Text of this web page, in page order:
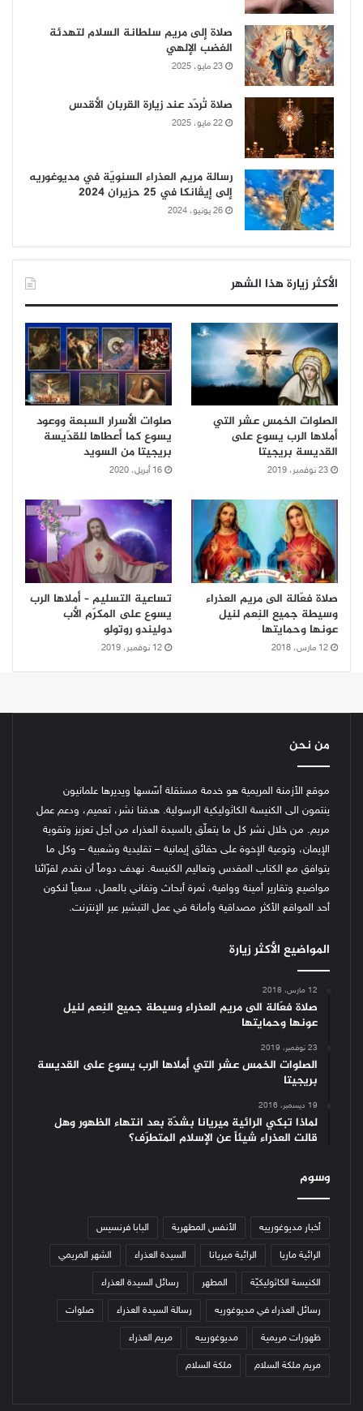
صلاة إلى مريم سلطانة السلام لتهدئة
الغضب الإلهي
23 مايو، 2025
صلاة تُردّد عند زيارة القربان الأقدس
22 مايو، 2025
رسالة مريم العذراء السنويّة في مديوغوريه
إلى إيڤانكا في 25 حزيران 2024
26 يونيو، 2024
الأكثر زيارة هذا الشهر
الصلوات الخمس عشر التي
أملاها الرب يسوع على
القديسة بريجيتا
23 نوفمبر، 2019
صلوات الأسرار السبعة ووعود
يسوع كما أعطاها للقدّيسة
بريجيتا من السويد
16 أبريل، 2020
صلاة فعّالة الى مريم العذراء
وسيطة جميع النِعم لنيل
عونها وحمايتها
12 مارس، 2018
تساعية التسليم – أملاها الرب
يسوع على المكرّم الأب
دوليندو روتولو
12 نوفمبر، 2019
من نحن
موقع الأزمنة المريمية هو خدمة مستقلة أسّسها ويديرها علمانيون
ينتمون الى الكنيسة الكاثوليكية الرسولية. هدفنا نشر، تعميم، ودعم عمل
مريم. من خلال نشر كل ما يتعلّق بالسيدة العذراء من أجل تعزيز وتقوية
الإيمان، وتوعية الإخوة على حقائق إيمانية – تقليدية وشعبية – وكل ما
يتوافق مع الكتاب المقدس وتعاليم الكنيسة. نهدف دوماً أن نقدم لقرّائنا
مواضيع وتقارير أمينة ووافية، ثمرة أبحاث وتفاني بالعمل، سعياً لنكون
أحد المواقع الأكثر مصداقية وأمانة في عمل التبشير عبر الإنترنت.
المواضيع الأكثر زيارة
12 مارس، 2018
صلاة فعّالة الى مريم العذراء وسيطة جميع النِعم لنيل
عونها وحمايتها
23 نوفمبر، 2019
الصلوات الخمس عشر التي أملاها الرب يسوع على القديسة
بريجيتا
19 ديسمبر، 2016
لماذا تبكي الرائية ميريانا بشدّة بعد انتهاء الظهور وهل
قالت العذراء شيئاً عن الإسلام المتطرّف؟
وسوم
أخبار مديوغورييه الأنفس المطهرية البابا فرنسيس
الرائية ماريا الرائية ميريانا السيدة العذراء الشهر المريمي
الكنيسة الكاثوليكيّة المطهر رسائل السيدة العذراء
رسائل العذراء في مديوغوريه رسالة السيدة العذراء صلوات
ظهورات مريمية مديوغورييه مريم العذراء
مريم ملكة السلام ملكة السلام